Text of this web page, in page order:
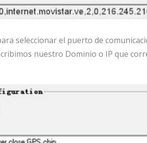
seleccionar el puerto de
nuestro Dominio o IP que